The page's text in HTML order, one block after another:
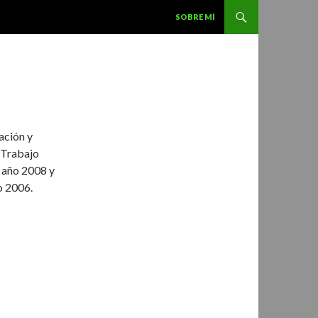
SOBRE MÍ
y
2008 y
2006.